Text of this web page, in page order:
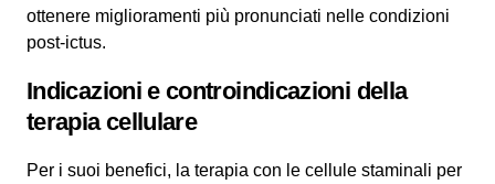
ottenere miglioramenti più pronunciati nelle condizioni
post-ictus.
Indicazioni e controindicazioni della
terapia cellulare
Per i suoi benefici, la terapia con le cellule staminali per